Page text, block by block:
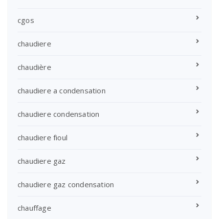
cgos
chaudiere
chaudière
chaudiere a condensation
chaudiere condensation
chaudiere fioul
chaudiere gaz
chaudiere gaz condensation
chauffage